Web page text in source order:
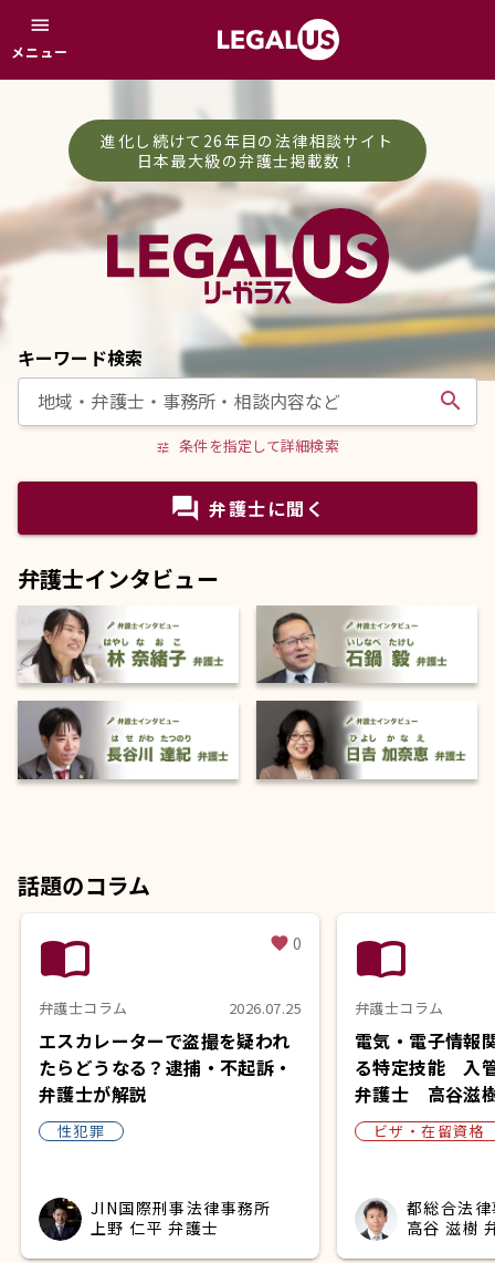
menu
メニュー
進化し続けて26年目の法律相談サイト
日本最大級の弁護士掲載数！
キーワード検索
search
tune 条件を指定して詳細検索
question_answer 弁護士に聞く
弁護士インタビュー
話題のコラム
import_contacts favorite 0
弁護士コラム 2026.07.25
エスカレーターで盗撮を疑われ
たらどうなる？逮捕・不起訴・
弁護士が解説
性犯罪
JIN国際刑事法律事務所
上野 仁平 弁護士
import_contacts
弁護士コラム
電気・電子情報
る特定技能 入
弁護士 高谷滋
ビザ・在留資格
都総合法
高谷 滋樹